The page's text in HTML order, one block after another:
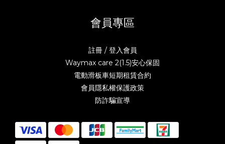
會員專區
註冊 / 登入會員
Waymax care 2(1.5)安心保固
電動滑板車短期租賃合約
會員隱私權保護政策
防詐騙宣導